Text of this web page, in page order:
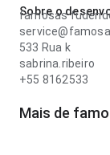
Sobre o
famosas
533 Rua k
sabrina.ribeiro
+55 8162533
Mais de